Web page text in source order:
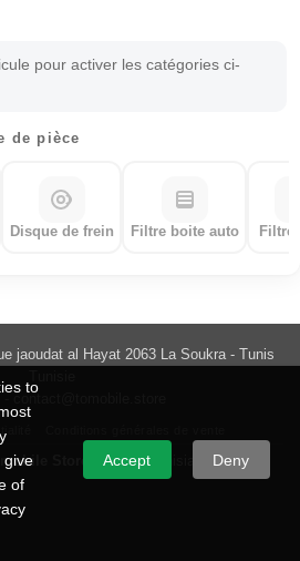
to
give
of
Accept Deny
pour activer les catégories ci-
de pièce
Disque de frein Filtre boite auto
jaoudat al Hayat 2063 La Soukra - Tunis
-contact@tomobile.store
Store Made in Tunisia with ♥